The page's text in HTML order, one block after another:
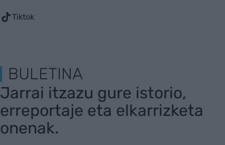
Tiktok
BULETINA
Jarrai itzazu gure istorio,
erreportaje eta elkarrizketa
onenak.